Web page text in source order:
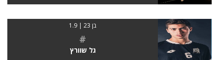
בן 23 | 1.9
#
גל שוורץ